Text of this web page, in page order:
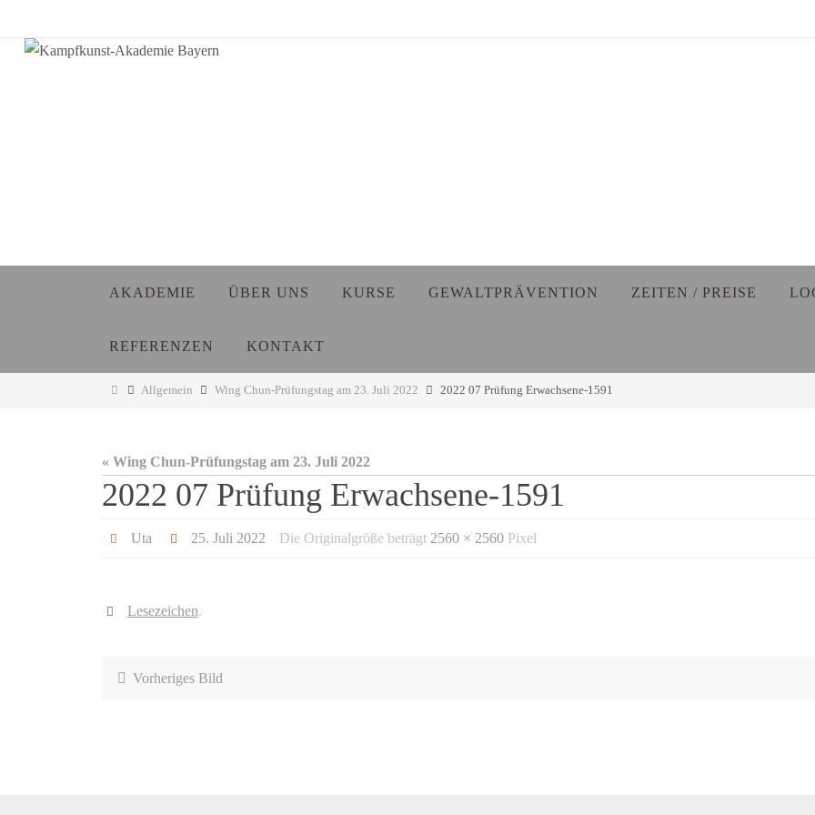
Inhalt
AKADEMIE ÜBER UNS KURSE GEWALTPRÄVENTION ZEITEN / PREISE
REFERENZEN KONTAKT
StartAllgemein Wing Chun-Prüfungstag am 23. Juli 2022 2022 07 Prüfung Erwachsene-1591
« Wing Chun-Prüfungstag am 23. Juli 2022
2022 07 Prüfung Erwachsene-1591
Uta 25. Juli 2022 Die Originalgröße beträgt 2560 × 2560 Pixel
Lesezeichen.
Vorheriges Bild